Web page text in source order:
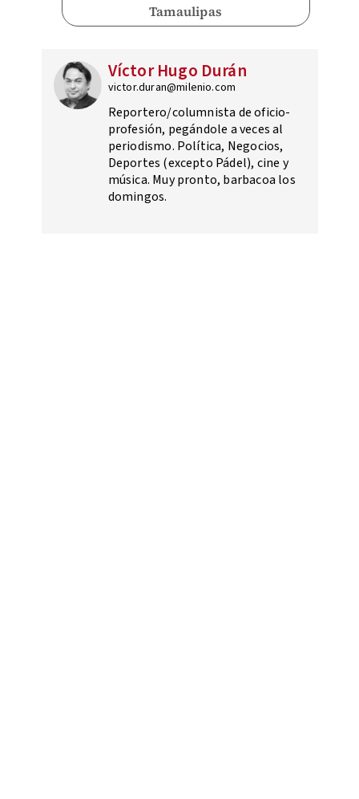
Tamaulipas
Víctor Hugo Durán
victor.duran@milenio.com
Reportero/columnista de oficio-
profesión, pegándole a veces al
periodismo. Política, Negocios,
Deportes (excepto Pádel), cine y
música. Muy pronto, barbacoa los
domingos.